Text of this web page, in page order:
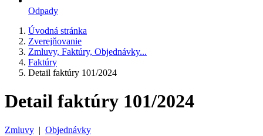
Odpady
Úvodná stránka
Zverejňovanie
Zmluvy, Faktúry, Objednávky...
Faktúry
Detail faktúry 101/2024
Detail faktúry 101/2024
Zmluvy | Objednávky